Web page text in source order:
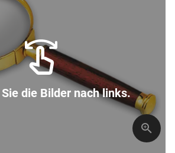
die Bilder nach links.